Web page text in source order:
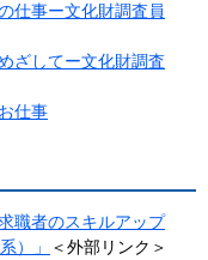
仕事ー文化財調査員
ざしてー文化財調査
仕事
職者のスキルアップ
）」
＜外部リンク＞